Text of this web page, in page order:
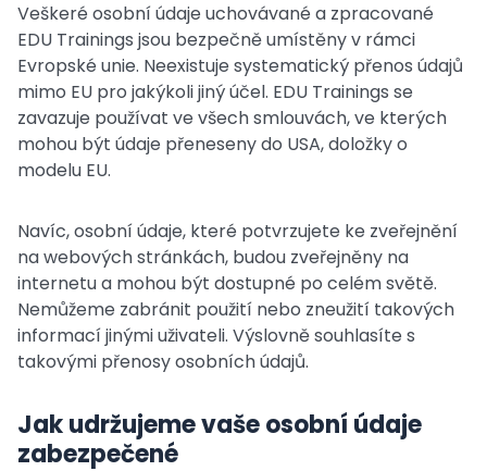
Veškeré osobní údaje uchovávané a zpracované
EDU Trainings jsou bezpečně umístěny v rámci
Evropské unie. Neexistuje systematický přenos údajů
mimo EU pro jakýkoli jiný účel. EDU Trainings se
zavazuje používat ve všech smlouvách, ve kterých
mohou být údaje přeneseny do USA, doložky o
modelu EU.
Navíc, osobní údaje, které potvrzujete ke zveřejnění
na webových stránkách, budou zveřejněny na
internetu a mohou být dostupné po celém světě.
Nemůžeme zabránit použití nebo zneužití takových
informací jinými uživateli. Výslovně souhlasíte s
takovými přenosy osobních údajů.
Jak udržujeme vaše osobní údaje
zabezpečené